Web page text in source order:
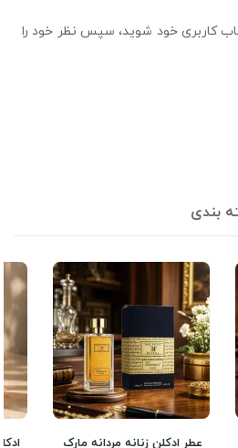
کاربری خود شوید، سپس نظر خود را
بندی
عطر ادکلن زنانه مردانه مارک